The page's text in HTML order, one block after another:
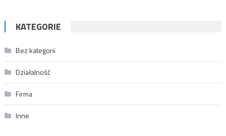
KATEGORIE
Bez kategorii
Działalność
Firma
Inne